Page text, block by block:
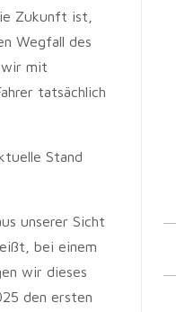
Zukunft ist,
Wegfall des
wir mit
tatsächlich
Stand
unserer Sicht
bei einem
wir dieses
den ersten